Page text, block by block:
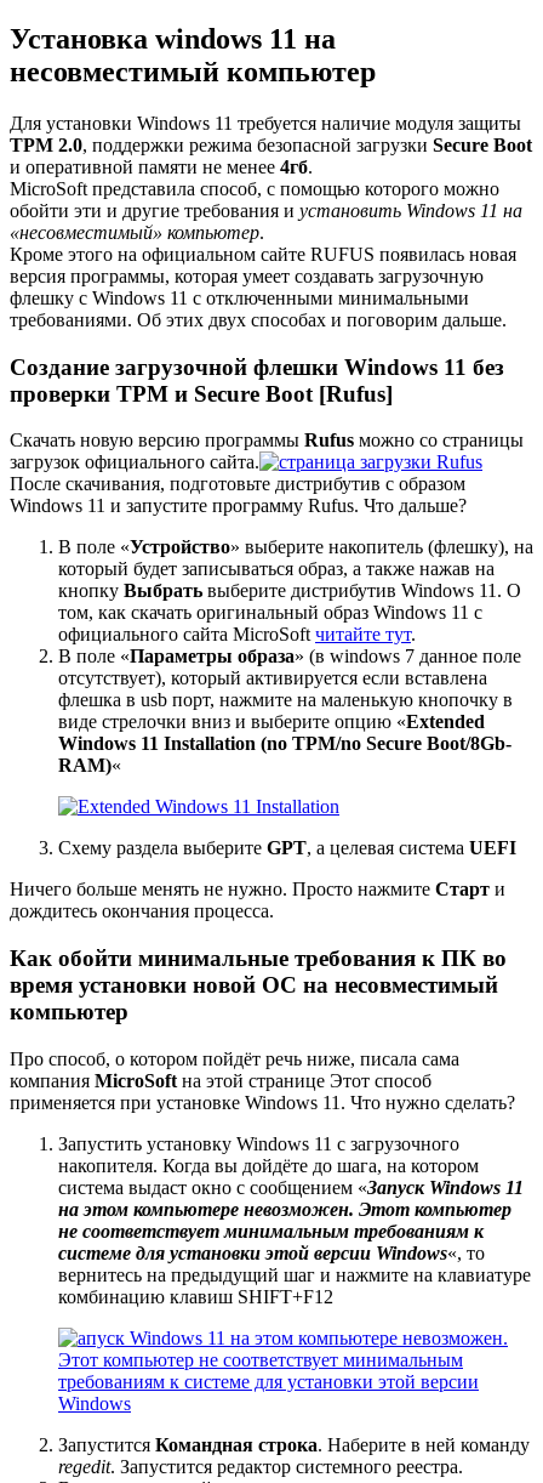
Установка windows 11 на
несовместимый компьютер
Для установки Windows 11 требуется наличие модуля защиты
TPM 2.0, поддержки режима безопасной загрузки Secure Boot
и оперативной памяти не менее 4гб.
MicroSoft представила способ, с помощью которого можно
обойти эти и другие требования и установить Windows 11 на
«несовместимый» компьютер.
Кроме этого на официальном сайте RUFUS появилась новая
версия программы, которая умеет создавать загрузочную
флешку с Windows 11 с отключенными минимальными
требованиями. Об этих двух способах и поговорим дальше.
Создание загрузочной флешки Windows 11 без
проверки TPM и Secure Boot [Rufus]
Скачать новую версию программы Rufus можно со страницы
загрузок официального сайта.
После скачивания, подготовьте дистрибутив с образом
Windows 11 и запустите программу Rufus. Что дальше?
В поле «Устройство» выберите накопитель (флешку), на
который будет записываться образ, а также нажав на
кнопку Выбрать выберите дистрибутив Windows 11. О
том, как скачать оригинальный образ Windows 11 с
официального сайта MicroSoft читайте тут.
В поле «Параметры образа» (в windows 7 данное поле
отсутствует), который активируется если вставлена
флешка в usb порт, нажмите на маленькую кнопочку в
виде стрелочки вниз и выберите опцию «Extended
Windows 11 Installation (no TPM/no Secure Boot/8Gb-
RAM)«
Схему раздела выберите GPT, а целевая система UEFI
Ничего больше менять не нужно. Просто нажмите Старт и
дождитесь окончания процесса.
Как обойти минимальные требования к ПК во
время установки новой ОС на несовместимый
компьютер
Про способ, о котором пойдёт речь ниже, писала сама
компания MicroSoft на этой странице Этот способ
применяется при установке Windows 11. Что нужно сделать?
Запустить установку Windows 11 с загрузочного
накопителя. Когда вы дойдёте до шага, на котором
система выдаст окно с сообщением «Запуск Windows 11
на этом компьютере невозможен. Этот компьютер
не соответствует минимальным требованиям к
системе для установки этой версии Windows«, то
вернитесь на предыдущий шаг и нажмите на клавиатуре
комбинацию клавиш SHIFT+F12
Запустится Командная строка. Наберите в ней команду
regedit. Запустится редактор системного реестра.